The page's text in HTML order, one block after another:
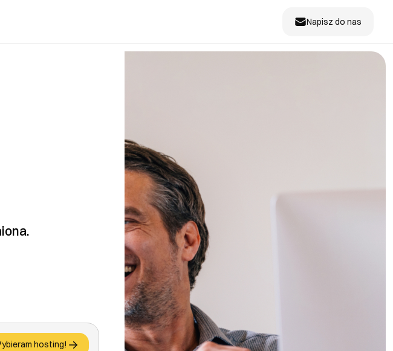
Napisz do nas
hosting!